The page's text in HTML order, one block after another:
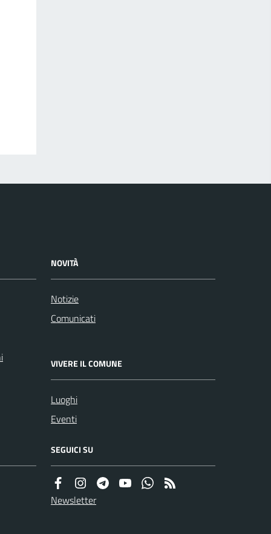
NOVITÀ
Notizie
Comunicati
VIVERE IL COMUNE
Luoghi
Eventi
SEGUICI SU
Newsletter